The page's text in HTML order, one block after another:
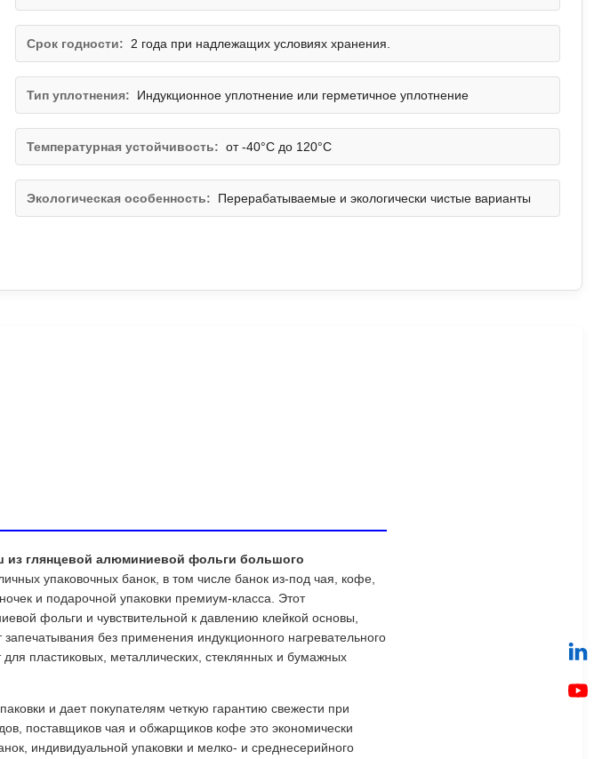
Срок годности: 2 года при надлежащих условиях хранения.
Тип уплотнения: Индукционное уплотнение или герметичное уплотнение
Температурная устойчивость: от -40°С до 120°С
Экологическая особенность: Перерабатываемые и экологически чистые варианты
глянцевой алюминиевой фольги большого
упаковочных банок, в том числе банок из-под чая, кофе,
и подарочной упаковки премиум-класса. Этот
фольги и чувствительной к давлению клейкой основы,
без применения индукционного нагревательного
пластиковых, металлических, стеклянных и бумажных
и дает покупателям четкую гарантию свежести при
поставщиков чая и обжарщиков кофе это экономически
индивидуальной упаковки и мелко- и среднесерийного